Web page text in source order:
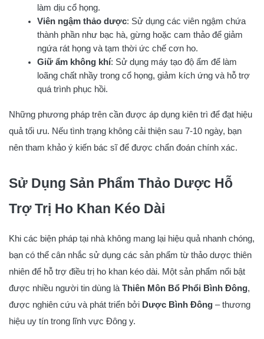
làm dịu cổ họng.
Viên ngậm thảo dược: Sử dụng các viên ngậm chứa
thành phần như bạc hà, gừng hoặc cam thảo để giảm
ngứa rát họng và tạm thời ức chế cơn ho.
Giữ ẩm không khí: Sử dụng máy tạo độ ẩm để làm
loãng chất nhầy trong cổ họng, giảm kích ứng và hỗ trợ
quá trình phục hồi.
Những phương pháp trên cần được áp dụng kiên trì để đạt hiệu
quả tối ưu. Nếu tình trạng không cải thiện sau 7-10 ngày, bạn
nên tham khảo ý kiến bác sĩ để được chẩn đoán chính xác.
Sử Dụng Sản Phẩm Thảo Dược Hỗ
Trợ Trị Ho Khan Kéo Dài
Khi các biện pháp tại nhà không mang lại hiệu quả nhanh chóng,
bạn có thể cân nhắc sử dụng các sản phẩm từ thảo dược thiên
nhiên để hỗ trợ điều trị ho khan kéo dài. Một sản phẩm nổi bật
được nhiều người tin dùng là Thiên Môn Bổ Phổi Bình Đông,
được nghiên cứu và phát triển bởi Dược Bình Đông – thương
hiệu uy tín trong lĩnh vực Đông y.